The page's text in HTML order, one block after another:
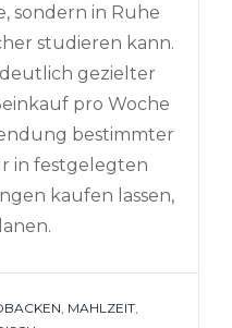
sondern in Ruhe
studieren kann.
gezielter
pro Woche
bestimmter
in festgelegten
kaufen lassen,
MAHLZEIT